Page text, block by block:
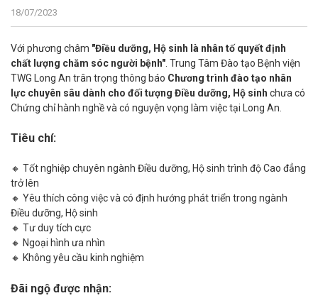
18/07/2023
Với phương châm "Điều dưỡng, Hộ sinh là nhân tố quyết định
chất lượng chăm sóc người bệnh" . Trung Tâm Đào tạo Bệnh viện
TWG Long An trân trọng thông báo Chương trình đào tạo nhân
lực chuyên sâu dành cho đối tượng Điều dưỡng, Hộ sinh chưa có
Chứng chỉ hành nghề và có nguyện vọng làm việc tại Long An.
Tiêu chí:
🔸 Tốt nghiệp chuyên ngành Điều dưỡng, Hộ sinh trình độ Cao đẳng
trở lên
🔸 Yêu thích công việc và có định hướng phát triển trong ngành
Điều dưỡng, Hộ sinh
🔸 Tư duy tích cực
🔸 Ngoại hình ưa nhìn
🔸 Không yêu cầu kinh nghiệm
Đãi ngộ được nhận: